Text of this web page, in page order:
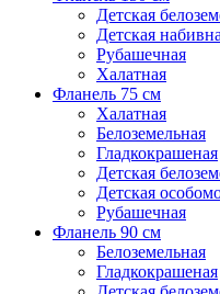
Детская
Детская
Рубашечная
Халатная
Фланель 75 см
Халатная
Белоземельная
Гладкокрашеная
Детская
Детская
Рубашечная
Фланель 90 см
Белоземельная
Гладкокрашеная